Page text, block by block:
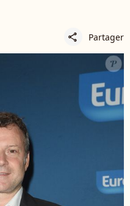
share Partager